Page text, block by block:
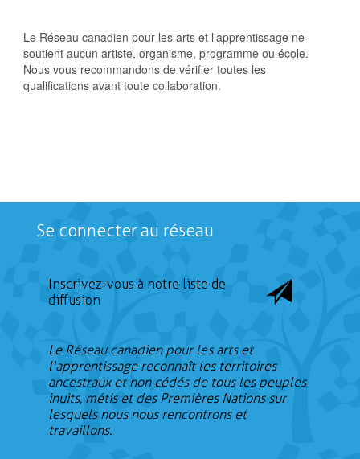
Le Réseau canadien pour les arts et l'apprentissage ne
soutient aucun artiste, organisme, programme ou école.
Nous vous recommandons de vérifier toutes les
qualifications avant toute collaboration.
Se connecter au réseau
Inscrivez-vous à notre liste de
diffusion
Le Réseau canadien pour les arts et
l'apprentissage reconnaît les territoires
ancestraux et non cédés de tous les peuples
inuits, métis et des Premières Nations sur
lesquels nous nous rencontrons et
travaillons.